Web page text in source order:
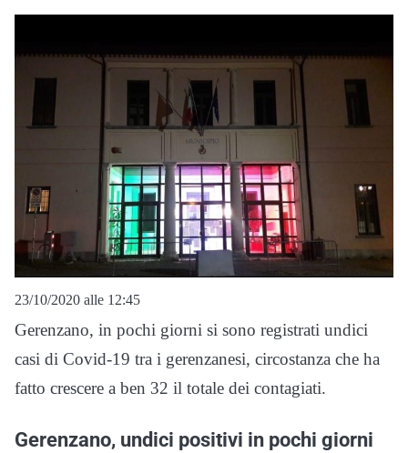
23/10/2020 alle 12:45
Gerenzano, in pochi giorni si sono registrati undici
casi di Covid-19 tra i gerenzanesi, circostanza che ha
fatto crescere a ben 32 il totale dei contagiati.
Gerenzano, undici positivi in pochi giorni